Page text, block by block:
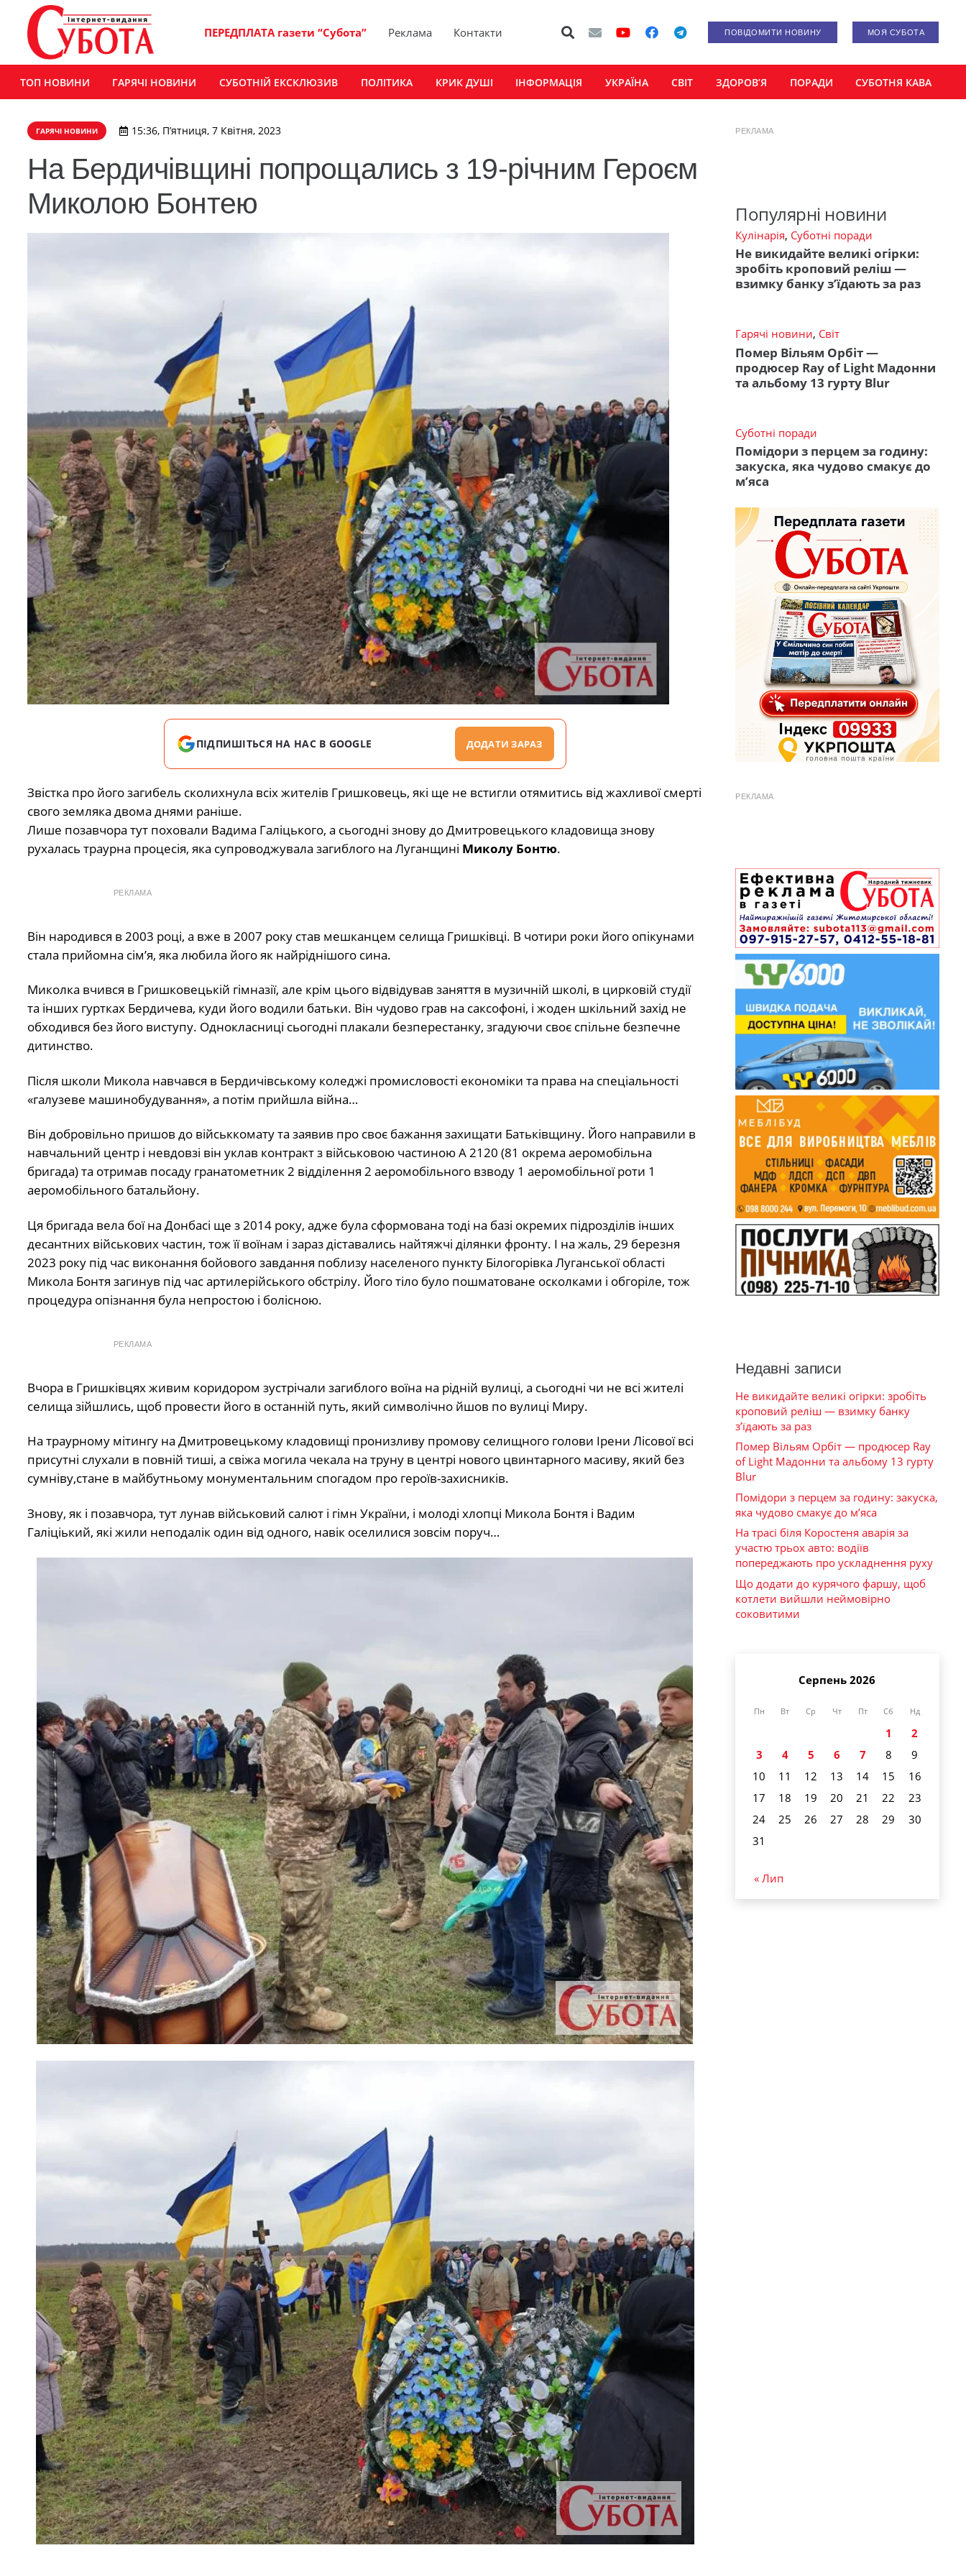
ПЕРЕДПЛАТА газети “Субота” Реклама Контакти ПОВІДОМИТИ НОВИНУ МОЯ СУБОТА
ТОП НОВИНИ ГАРЯЧІ НОВИНИ СУБОТНІЙ ЕКСКЛЮЗИВ ПОЛІТИКА КРИК ДУШІ ІНФОРМАЦІЯ УКРАЇНА СВІТ ЗДОРОВ’Я ПОРАДИ СУБОТНЯ КАВА
ГАРЯЧІ НОВИНИ 15:36, П’ятниця, 7 Квітня, 2023
На Бердичівщині попрощались з 19-річним Героєм
Миколою Бонтею
ПІДПИШІТЬСЯ НА НАС В GOOGLE ДОДАТИ ЗАРАЗ
Звістка про його загибель сколихнула всіх жителів Гришковець, які ще не встигли отямитись від жахливої смерті
свого земляка двома днями раніше.
Лише позавчора тут поховали Вадима Галіцького, а сьогодні знову до Дмитровецького кладовища знову
рухалась траурна процесія, яка супроводжувала загиблого на Луганщині Миколу Бонтю.
РЕКЛАМА
Він народився в 2003 році, а вже в 2007 року став мешканцем селища Гришківці. В чотири роки його опікунами
стала прийомна сім’я, яка любила його як найріднішого сина.
Миколка вчився в Гришковецькій гімназії, але крім цього відвідував заняття в музичній школі, в цирковій студії
та інших гуртках Бердичева, куди його водили батьки. Він чудово грав на саксофоні, і жоден шкільний захід не
обходився без його виступу. Однокласниці сьогодні плакали безперестанку, згадуючи своє спільне безпечне
дитинство.
Після школи Микола навчався в Бердичівському коледжі промисловості економіки та права на спеціальності
«галузеве машинобудування», а потім прийшла війна…
Він добровільно пришов до військкомату та заявив про своє бажання захищати Батьківщину. Його направили в
навчальний центр і невдовзі він уклав контракт з військовою частиною А 2120 (81 окрема аеромобільна
бригада) та отримав посаду гранатометник 2 відділення 2 аеромобільного взводу 1 аеромобільної роти 1
аеромобільного батальйону.
Ця бригада вела бої на Донбасі ще з 2014 року, адже була сформована тоді на базі окремих підрозділів інших
десантних військових частин, тож її воїнам і зараз діставались найтяжчі ділянки фронту. І на жаль, 29 березня
2023 року під час виконання бойового завдання поблизу населеного пункту Білогорівка Луганської області
Микола Бонтя загинув під час артилерійського обстрілу. Його тіло було пошматоване осколками і обгоріле, тож
процедура опізнання була непростою і болісною.
РЕКЛАМА
Вчора в Гришківцях живим коридором зустрічали загиблого воїна на рідній вулиці, а сьогодні чи не всі жителі
селища зійшлись, щоб провести його в останній путь, який символічно йшов по вулиці Миру.
На траурному мітингу на Дмитровецькому кладовищі пронизливу промову селищного голови Ірени Лісової всі
присутні слухали в повній тиші, а свіжа могила чекала на труну в центрі нового цвинтарного масиву, який без
сумніву,стане в майбутньому монументальним спогадом про героїв-захисників.
Знову, як і позавчора, тут лунав військовий салют і гімн України, і молоді хлопці Микола Бонтя і Вадим
Галіціький, які жили неподалік один від одного, навік оселилися зовсім поруч…
РЕКЛАМА
Популярні новини
Кулінарія, Суботні поради
Не викидайте великі огірки:
зробіть кроповий реліш —
взимку банку з’їдають за раз
Гарячі новини, Світ
Помер Вільям Орбіт —
продюсер Ray of Light Мадонни
та альбому 13 гурту Blur
Суботні поради
Помідори з перцем за годину:
закуска, яка чудово смакує до
м’яса
РЕКЛАМА
Недавні записи
Не викидайте великі огірки: зробіть
кроповий реліш — взимку банку
з’їдають за раз
Помер Вільям Орбіт — продюсер Ray
of Light Мадонни та альбому 13 гурту
Blur
Помідори з перцем за годину: закуска,
яка чудово смакує до м’яса
На трасі біля Коростеня аварія за
участю трьох авто: водіїв
попереджають про ускладнення руху
Що додати до курячого фаршу, щоб
котлети вийшли неймовірно
соковитими
Серпень 2026
Пн Вт Ср Чт Пт Сб Нд
1
2
3
4 5 6 7 8
9
10
11 12 13 14 15
16
17
18 19 20 21 22
23
24
25 26 27 28 29
30
31
« Лип